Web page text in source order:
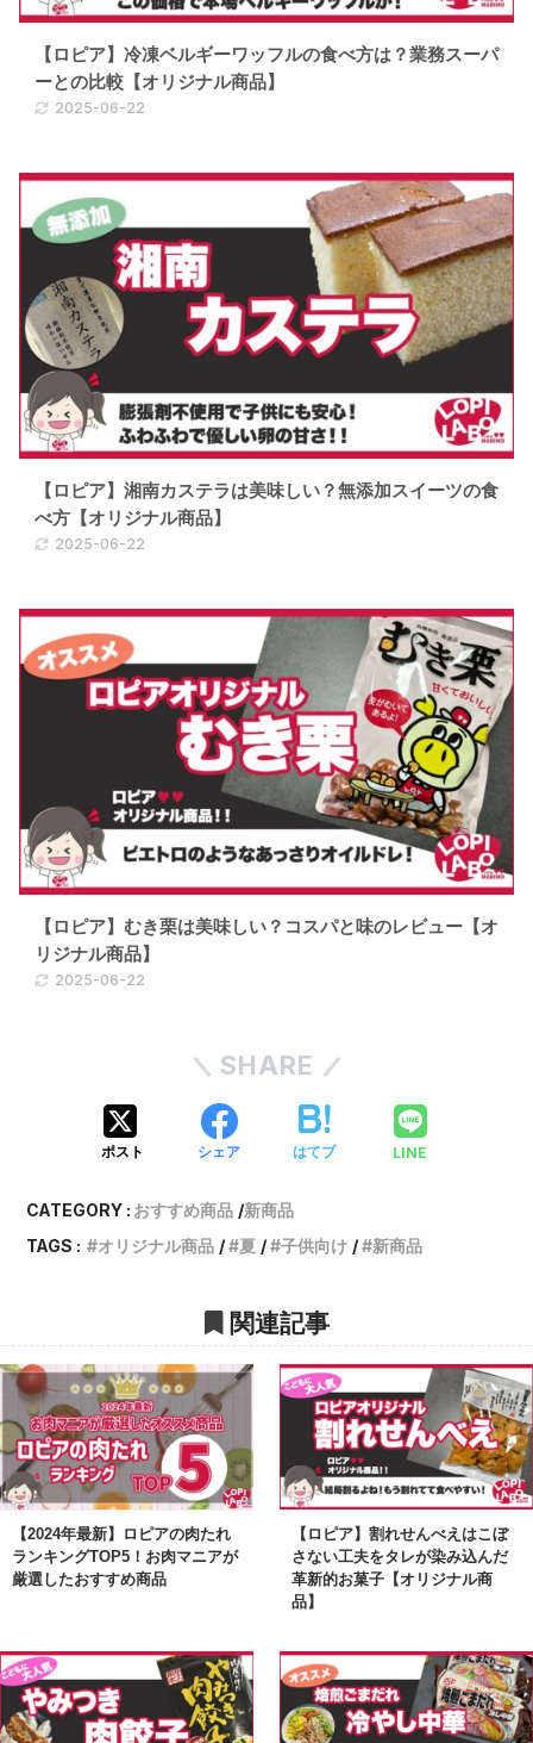
【ロピア】冷凍ベルギーワッフルの食べ方は？業務スーパ
ーとの比較【オリジナル商品】
2025-06-22
【ロピア】湘南カステラは美味しい？無添加スイーツの食
べ方【オリジナル商品】
2025-06-22
【ロピア】むき栗は美味しい？コスパと味のレビュー【オ
リジナル商品】
2025-06-22
SHARE
ポスト シェア はてブ LINE
CATEGORY : おすすめ商品 新商品
TAGS :
オリジナル商品 夏 子供向け 新商品
関連記事
【2024年最新】ロピアの肉たれ
ランキングTOP5！お肉マニアが
厳選したおすすめ商品
【ロピア】割れせんべえはこぼ
さない工夫をタレが染み込んだ
革新的お菓子【オリジナル商
品】